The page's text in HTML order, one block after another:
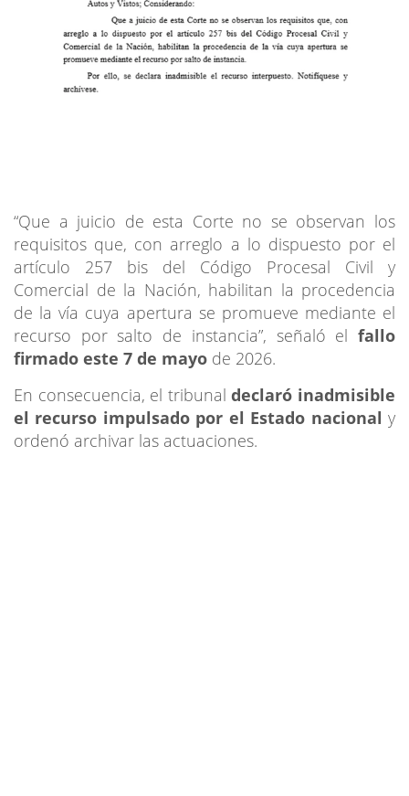
“Que a juicio de esta Corte no se observan los
requisitos que, con arreglo a lo dispuesto por el
artículo 257 bis del Código Procesal Civil y
Comercial de la Nación, habilitan la procedencia
de la vía cuya apertura se promueve mediante el
recurso por salto de instancia”, señaló el fallo
firmado este 7 de mayo de 2026.
En consecuencia, el tribunaldeclaró inadmisible
el recurso impulsado por el Estado nacional y
ordenó archivar las actuaciones.